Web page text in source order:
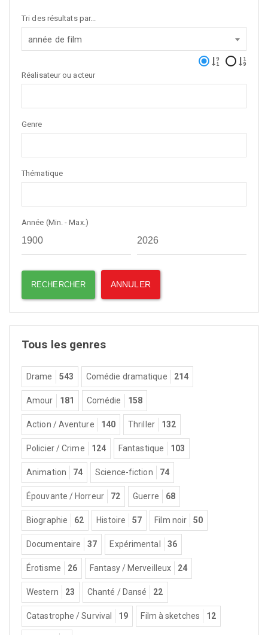
Tri des résultats par...
année de film
Réalisateur ou acteur
Genre
Thématique
Année (Min. - Max.)
Tous les genres
Drame 543 Comédie dramatique 214
Amour 181 Comédie 158
Action / Aventure 140 Thriller 132
Policier / Crime 124 Fantastique 103
Animation 74 Science-fiction 74
Épouvante / Horreur 72 Guerre 68
Biographie 62 Histoire 57 Film noir 50
Documentaire 37 Expérimental 36
Érotisme 26 Fantasy / Merveilleux 24
Western 23 Chanté / Dansé 22
Catastrophe / Survival 19 Film à sketches 12